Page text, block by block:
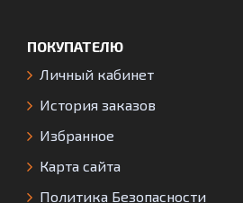
ПОКУПАТЕЛЮ
Личный кабинет
История заказов
Избранное
Карта сайта
Политика Безопасности